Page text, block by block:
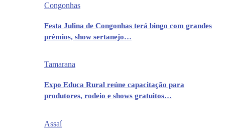
Congonhas
Festa Julina de Congonhas terá bingo com grandes
prêmios, show sertanejo…
Tamarana
Expo Educa Rural reúne capacitação para
produtores, rodeio e shows gratuitos…
Assaí